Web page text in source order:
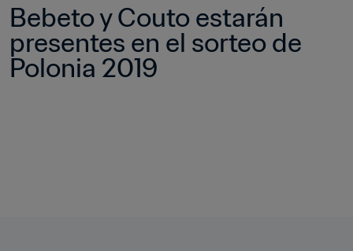
Bebeto y Couto estarán
presentes en el sorteo de
Polonia 2019